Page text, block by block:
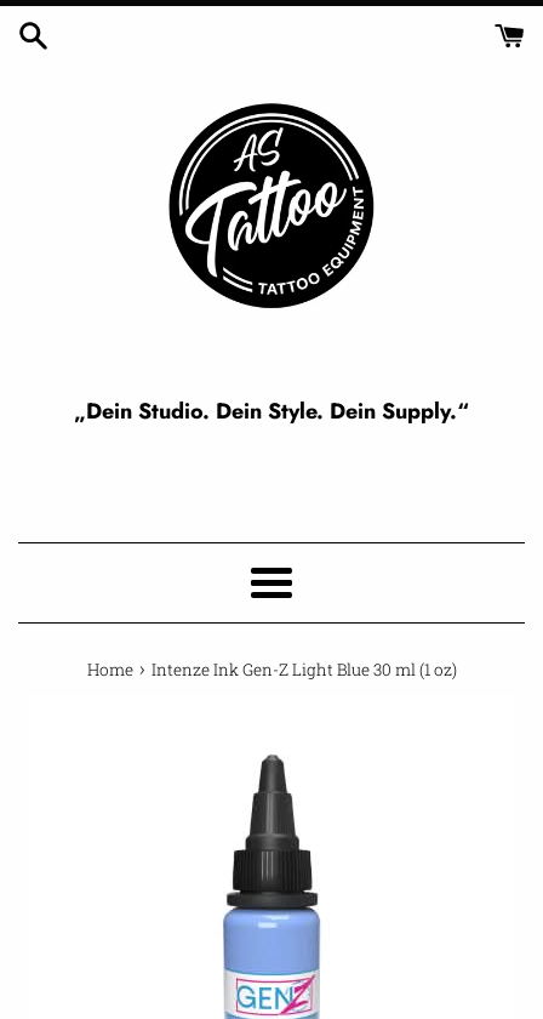
Skip
„Dein Studio. Dein Style. Dein Supply.“
Menu
Home › Intenze Ink Gen-Z Light Blue 30 ml (1 oz)